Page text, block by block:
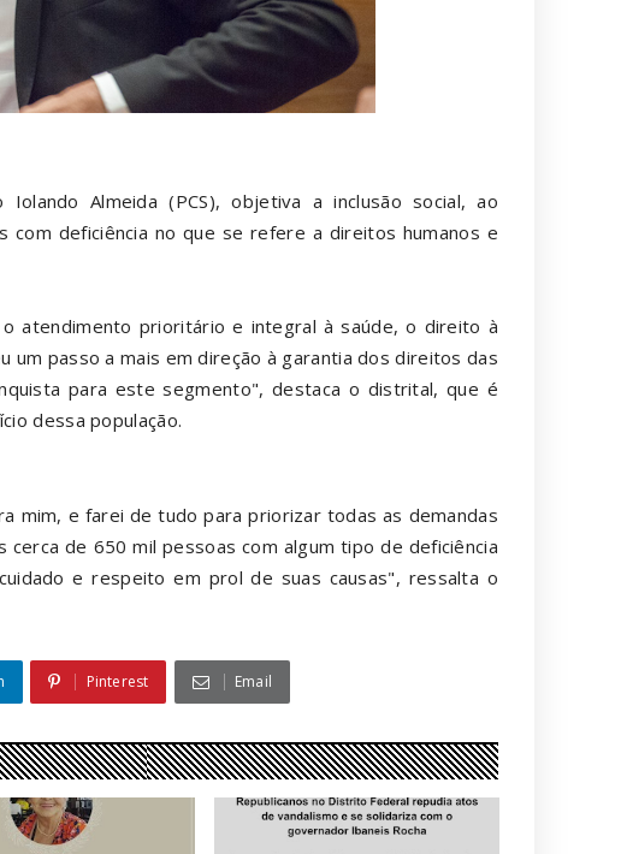
Almeida (PCS), objetiva a inclusão social, ao
com deficiência no que se refere a direitos humanos e
atendimento prioritário e integral à saúde, o direito à
um passo a mais em direção à garantia dos direitos das
para este segmento", destaca o distrital, que é
dessa população.
mim, e farei de tudo para priorizar todas as demandas
de 650 mil pessoas com algum tipo de deficiência
e respeito em prol de suas causas", ressalta o
Pinterest Email